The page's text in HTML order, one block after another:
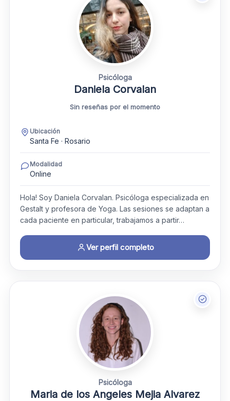
Psicóloga
Daniela Corvalan
Sin reseñas por el momento
Ubicación
Santa Fe · Rosario
Modalidad
Online
Hola! Soy Daniela Corvalan. Psicóloga especializada en
Gestalt y profesora de Yoga. Las sesiones se adaptan a
cada paciente en particular, trabajamos a partir…
Ver perfil completo
Psicóloga
Maria de los Angeles Mejia Alvarez